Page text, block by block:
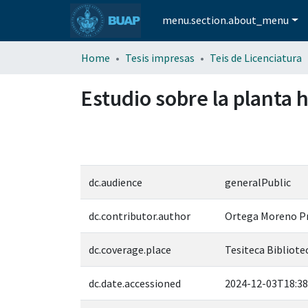
menu.section.about_menu
Home Tesis impresas Teis de Licenciatura
Estudio sobre la planta
dc.audience generalPublic
dc.contributor.author Ortega Moreno
dc.coverage.place Tesiteca
dc.date.accessioned 2024-12-